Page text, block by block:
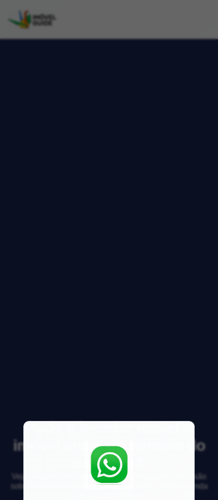
Pode o locador reaver o
imóvel antes do término do
contrato?
Veja respostas de especialistas e participe da discussão
sobre mercado imobiliário, financiamento, compra, venda